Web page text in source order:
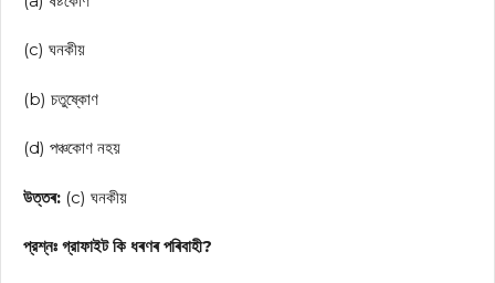
(c) ঘনকীয়
(b) চতুষ্কোণ
(d) পঞ্চকোণ নহয়
উত্তৰ: (c) ঘনকীয়
প্রশ্নঃ গ্রাফাইট কি ধৰণৰ পৰিবাহী?